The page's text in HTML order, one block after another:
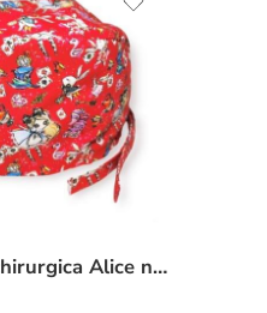
Cuffietta chirurgica Alice nel Paese delle Meraviglie rosso